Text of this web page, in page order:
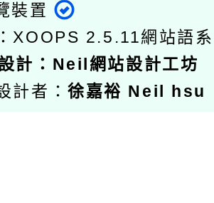
裝置
XOOPS 2.5.11網站語
計 ： Neil網站設計工坊
計者：徐嘉裕 Neil hsu